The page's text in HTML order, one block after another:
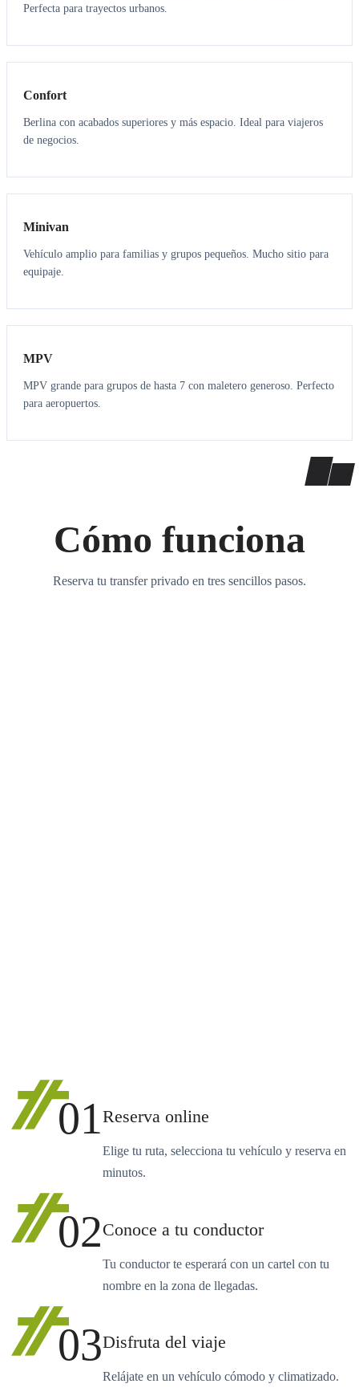
Perfecta para trayectos urbanos.
3 3
Confort
Berlina con acabados superiores y más espacio. Ideal para viajeros
de negocios.
6 5
Minivan
Vehículo amplio para familias y grupos pequeños. Mucho sitio para
equipaje.
7 7
MPV
MPV grande para grupos de hasta 7 con maletero generoso. Perfecto
para aeropuertos.
Cómo funciona
Reserva tu transfer privado en tres sencillos pasos.
01Reserva online
Elige tu ruta, selecciona tu vehículo y reserva en
minutos.
02Conoce a tu conductor
Tu conductor te esperará con un cartel con tu
nombre en la zona de llegadas.
03Disfruta del viaje
Relájate en un vehículo cómodo y climatizado.